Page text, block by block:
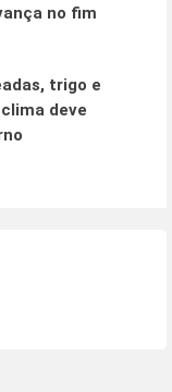
no fim
trigo e
deve